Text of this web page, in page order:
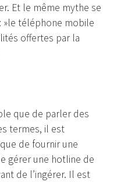
Et le même mythe se
»le téléphone mobile
offertes par la
que de parler des
termes, il est
de fournir une
gérer une hotline de
de l’ingérer. Il est